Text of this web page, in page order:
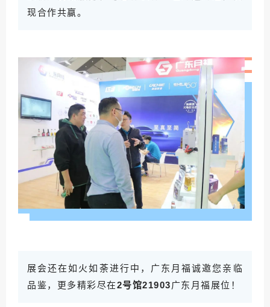
现合作共赢。
展会还在如火如荼进行中，广东月福诚邀您亲临
品鉴，更多精彩尽在2号馆21903广东月福展位！